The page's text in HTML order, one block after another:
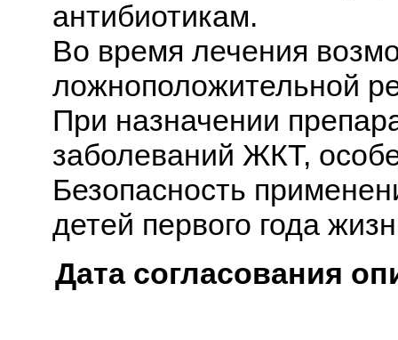
антибиотикам.
Во время лечения
ложноположительной
При назначении
заболеваний ЖКТ,
Безопасность
детей первого года
Дата согласования